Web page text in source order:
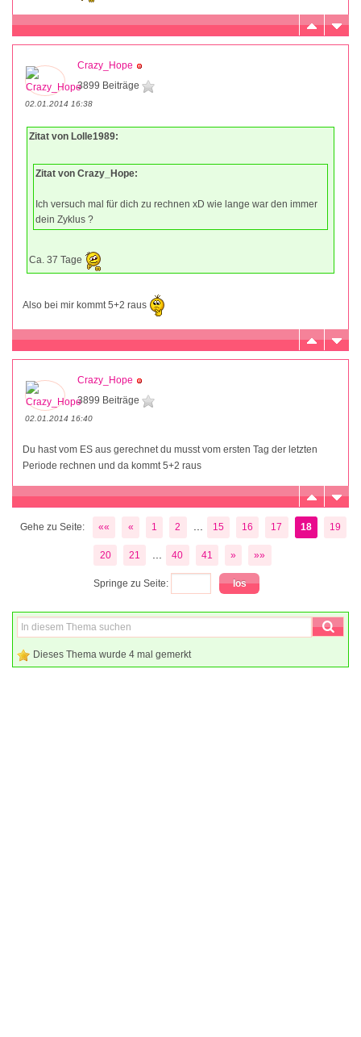
Crazy_Hope
3899 Beiträge
02.01.2014 16:38
Zitat von Lolle1989:
Zitat von Crazy_Hope:
Ich versuch mal für dich zu rechnen xD wie lange war den immer
dein Zyklus ?
Ca. 37 Tage
Also bei mir kommt 5+2 raus
Crazy_Hope
3899 Beiträge
02.01.2014 16:40
Du hast vom ES aus gerechnet du musst vom ersten Tag der letzten
Periode rechnen und da kommt 5+2 raus
Gehe zu Seite: «« « 1 2 15 16 17 18 19
20 21 40 41 » »»
Springe zu Seite:
Dieses Thema wurde 4 mal gemerkt